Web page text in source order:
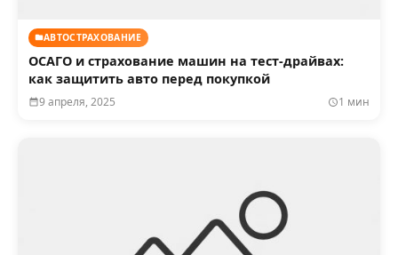
АВТОСТРАХОВАНИЕ
ОСАГО и страхование машин на тест-драйвах:
как защитить авто перед покупкой
9 апреля, 2025 1 мин